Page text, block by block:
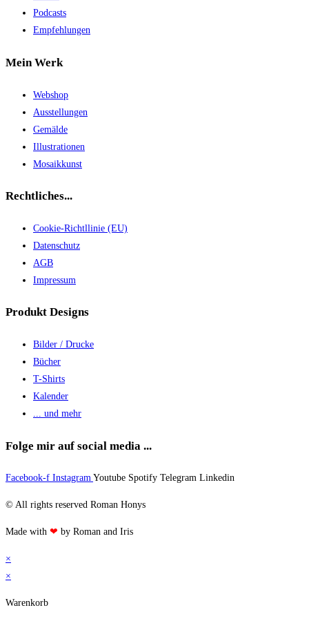
Podcasts
Empfehlungen
Mein Werk
Webshop
Ausstellungen
Gemälde
Illustrationen
Mosaikkunst
Rechtliches...
Cookie-Richtllinie (EU)
Datenschutz
AGB
Impressum
Produkt Designs
Bilder / Drucke
Bücher
T-Shirts
Kalender
... und mehr
Folge mir auf social media ...
Facebook-f Instagram Youtube Spotify Telegram Linkedin
© All rights reserved Roman Honys
Made with ❤ by Roman and Iris
×
×
Warenkorb